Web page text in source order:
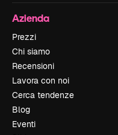
Azienda
Prezzi
Chi siamo
Recensioni
Lavora con noi
Cerca tendenze
Blog
Eventi